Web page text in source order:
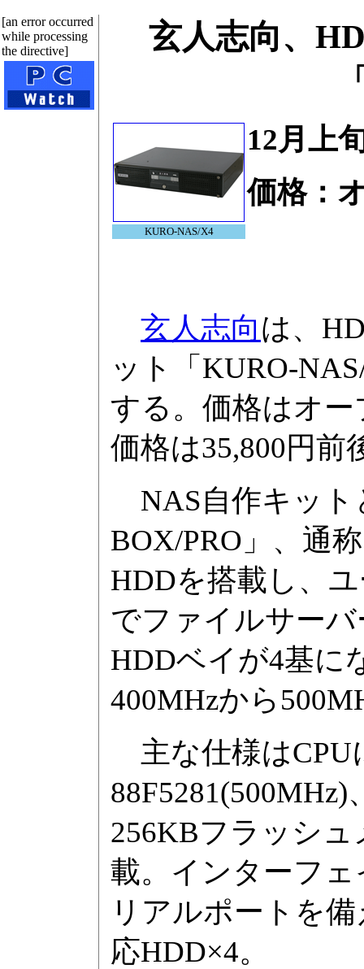
[an error occurred
while processing
the directive]
玄人志向、
KURO-NAS/X4
12月上
価格：
玄人志向は、
ット「KURO-
する。価格はオ
価格は35,800円前
NAS自作キット
BOX/PRO」、通
HDDを搭載し、
でファイルサー
HDDベイが4基に
400MHzから
主な仕様はCPU
256KBフラッシュ
載。インターフェ
リアルポートを
応HDD×4。